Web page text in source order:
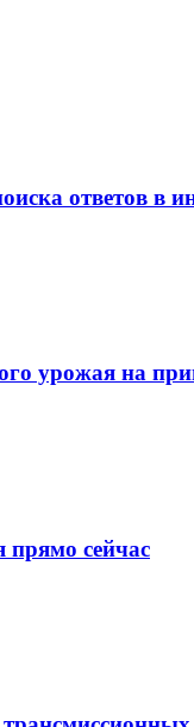
ответов в
урожая на
сейчас